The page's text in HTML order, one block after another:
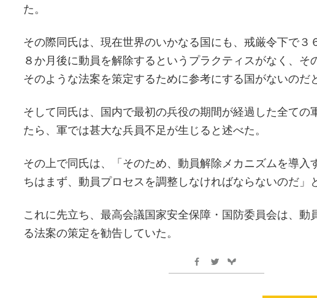
た。
その際同氏は、現在世界のいかなる国にも、戒厳令下で３
８か月後に動員を解除するというプラクティスがなく、そ
そのような法案を策定するために参考にする国がないのだ
そして同氏は、国内で最初の兵役の期間が経過した全ての
たら、軍では甚大な兵員不足が生じると述べた。
その上で同氏は、「そのため、動員解除メカニズムを導入
ちはまず、動員プロセスを調整しなければならないのだ」
これに先立ち、最高会議国家安全保障・国防委員会は、動
る法案の策定を勧告していた。